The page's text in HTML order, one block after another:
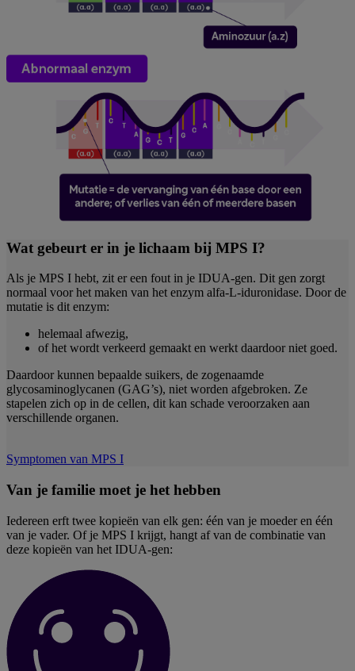
Wat gebeurt er in je lichaam bij MPS I?
Als je MPS I hebt, zit er een fout in je IDUA-gen. Dit gen zorgt
normaal voor het maken van het enzym alfa-L-iduronidase. Door de
mutatie is dit enzym:
helemaal afwezig,
of het wordt verkeerd gemaakt en werkt daardoor niet goed.
Daardoor kunnen bepaalde suikers, de zogenaamde
glycosaminoglycanen (GAG’s), niet worden afgebroken. Ze
stapelen zich op in de cellen, dit kan schade veroorzaken aan
verschillende organen.
Symptomen van MPS I
Van je familie moet je het hebben
Iedereen erft twee kopieën van elk gen: één van je moeder en één
van je vader. Of je MPS I krijgt, hangt af van de combinatie van
deze kopieën van het IDUA-gen: